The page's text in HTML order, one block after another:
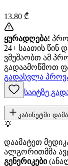
13.80 ₾
ყურადღება!
24+ საათის წინ
ვმუშაობთ ამ
გადაამოწმოთ
გადასვლა
საიტზე
კაბინეტში
💡
დაამატეთ
ალგორითმმა
გენერიკები